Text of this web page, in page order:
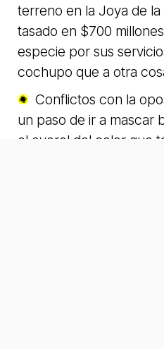
terreno en la Joya de la
tasado en $700
especie por sus
cochupo que a otra
Conflictos con la
un paso de ir a mascar
el overol del color que